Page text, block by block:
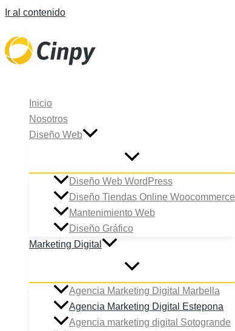
Ir al contenido
Inicio
Nosotros
Diseño Web
Diseño Web WordPress
Diseño Tiendas Online Woocommerce
Mantenimiento Web
Diseño Gráfico
Marketing Digital
Agencia Marketing Digital Marbella
Agencia Marketing Digital Estepona
Agencia marketing digital Sotogrande